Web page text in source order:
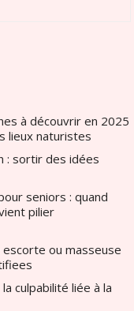
à découvrir en 2025
lieux naturistes
: sortir des idées
seniors : quand
pilier
ou masseuse
culpabilité liée à la